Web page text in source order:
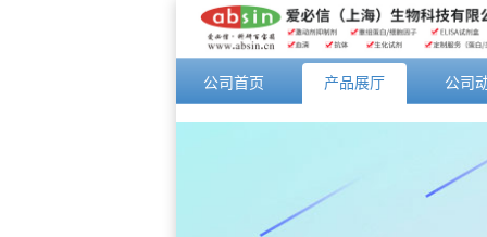
公司首页 产品展厅 公司